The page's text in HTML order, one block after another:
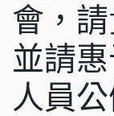
會，請
並請
人員